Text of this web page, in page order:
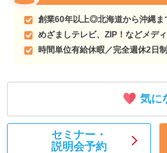
創業60年以上◎北海道から沖縄ま
めざましテレビ、ZIP！などメデ
時間単位有給休暇／完全週休2日
気に
セミナー・
説明会予約